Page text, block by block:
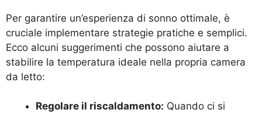
Per garantire un’esperienza di sonno ottimale, è
cruciale implementare strategie pratiche e semplici.
Ecco alcuni suggerimenti che possono aiutare a
stabilire la temperatura ideale nella propria camera
da letto:
Regolare il riscaldamento: Quando ci si